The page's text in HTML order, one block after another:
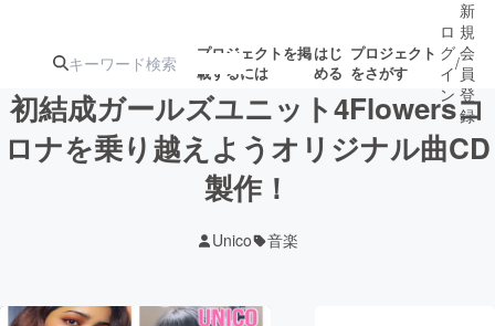
プロジェクトを掲
載するには
はじ
める
プロジェクト
をさがす
注目の新着プロ 募集終了が近いプ
ロ
グ
イ
ン
/
新
規
会
員
登
録
初結成ガールズユニット4Flowersコ
ロナを乗り越えようオリジナル曲CD
製作！
Unico 音楽